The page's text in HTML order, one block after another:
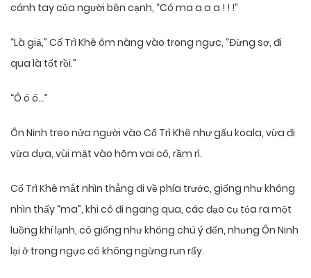
cánh tay của người bên cạnh, “Có ma a a a ! ! !”
“Là giả,” Cố Trì Khê ôm nàng vào trong ngực, “Đừng sợ, đi
qua là tốt rồi.”
“Ô ô ô…”
Ôn Ninh treo nửa người vào Cố Trì Khê như gấu koala, vừa đi
vừa dựa, vùi mặt vào hõm vai cô, rầm rì.
Cố Trì Khê mắt nhìn thẳng đi về phía trước, giống như không
nhìn thấy “ma”, khi cô đi ngang qua, các đạo cụ tỏa ra một
luồng khí lạnh, cô giống như không chú ý đến, nhưng Ôn Ninh
lại ở trong ngực cô không ngừng run rẩy.